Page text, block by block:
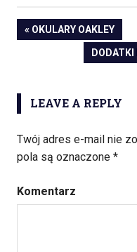
Nawigacja
PREVIOUS
OKULARY OAKLEY
NEXT
LEAVE A REPLY
Twój adres e-mail nie
pola są oznaczone *
Komentarz